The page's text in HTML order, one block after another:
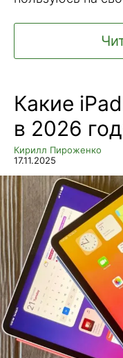
Какие
в 2026
Кирилл Пироженко
17.11.2025